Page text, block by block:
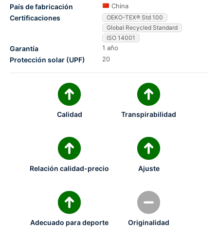
País de fabricación China
Certificaciones
OEKO-TEX® Std 100
Global Recycled Standard
ISO 14001
Garantía 1 año
Protección solar (UPF) 20
Calidad Transpirabilidad
Relación calidad-precio Ajuste
Adecuado para deporte Originalidad